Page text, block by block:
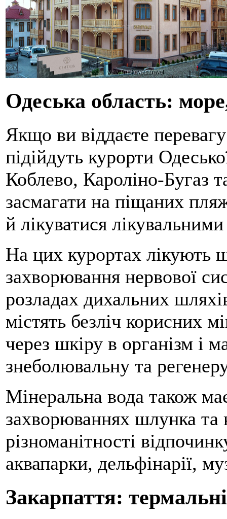
Одеська область:
Якщо ви віддаєте
підійдуть курорти
Коблево, Кароліно-Бугаз
засмагати на піщаних
й лікуватися
На цих курортах лікують
захворювання нервової
розладах дихальних
містять безліч корисних
через шкіру в організм і
знеболювальну та
Мінеральна вода також
захворюваннях шлунка
різноманітності
аквапарки, дельфінарії,
Закарпаття: